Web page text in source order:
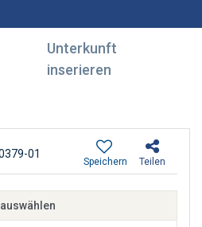
Unterkunft
inserieren
01
Teilen
Speichern